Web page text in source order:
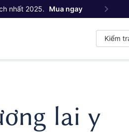
nhất 2025. Mua ngay
Kiểm
lai y